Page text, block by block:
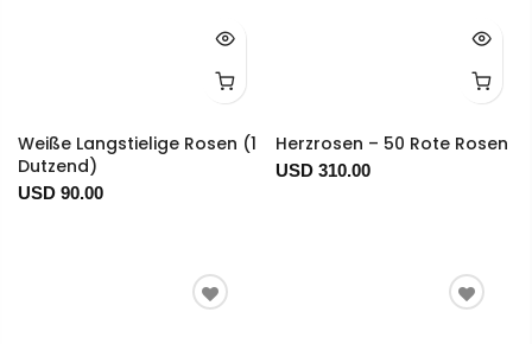
Weiße Langstielige Rosen (1
Dutzend)
USD 90.00
Herzrosen – 50 Rote Rosen
USD 310.00